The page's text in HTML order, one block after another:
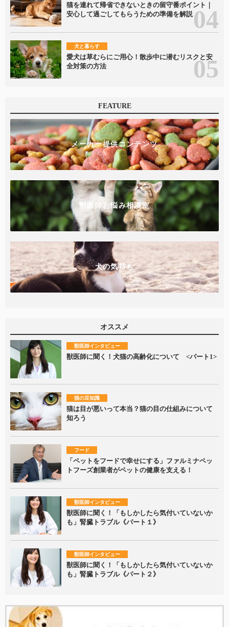
猫を連れて帰省できないときの留守番ポイント｜
安心して過ごしてもらうための準備を解説
犬と暮らす
愛犬は草むらにご用心！散歩中に潜むリスクと安
全対策の方法
FEATURE
メーカー提供コンテンツ
獣医師お悩み相談室
犬の気持ち
オススメ
獣医師インタビュー
獣医師に聞く！犬猫の高齢化について <パート1>
猫の豆知識
猫は目が悪いって本当？猫の目の仕組みについて
知ろう
フード
「ペットをフードで幸せにする」ファルミナペッ
トフーズ創業者がペットの健康を支える！
獣医師インタビュー
獣医師に聞く！「もしかしたら気付いていないか
も」腎臓トラブル《パート１》
獣医師インタビュー
獣医師に聞く！「もしかしたら気付いていないか
も」腎臓トラブル《パート２》